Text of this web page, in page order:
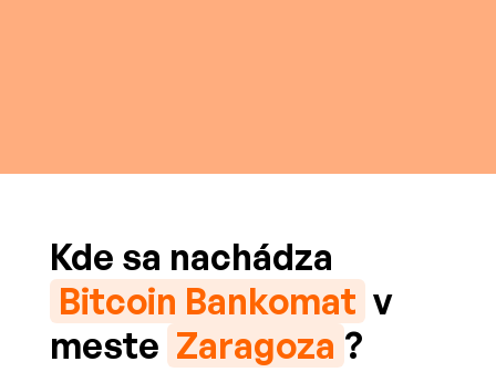
Kde sa nachádza
Bitcoin Bankomat v
meste Zaragoza ?